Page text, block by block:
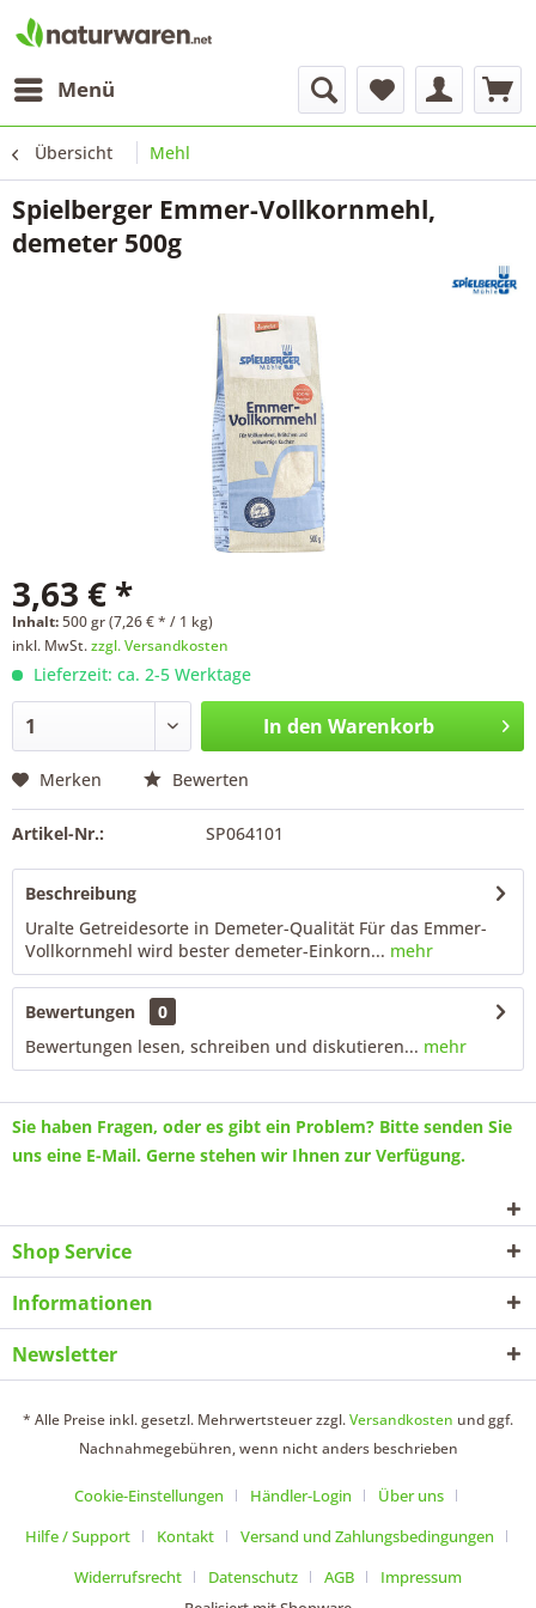
Menü
Übersicht Mehl
Spielberger Emmer-Vollkornmehl,
demeter 500g
3,63 € *
Inhalt:500 gr (7,26 € * / 1 kg)
inkl. MwSt.zzgl. Versandkosten
Lieferzeit: ca. 2-5 Werktage
In den Warenkorb
Merken Bewerten
Artikel-Nr.: SP064101
Beschreibung
Uralte Getreidesorte in Demeter-Qualität Für das Emmer-
Vollkornmehl wird bester demeter-Einkorn... mehr
Bewertungen
0
Bewertungen lesen, schreiben und diskutieren... mehr
Sie haben Fragen, oder es gibt ein Problem? Bitte senden Sie
uns eine E-Mail. Gerne stehen wir Ihnen zur Verfügung.
Shop Service
Informationen
Newsletter
* Alle Preise inkl. gesetzl. Mehrwertsteuer zzgl.Versandkosten und ggf.
Nachnahmegebühren, wenn nicht anders beschrieben
Cookie-Einstellungen Händler-Login
Über uns
Hilfe / Support
Kontakt
Versand und Zahlungsbedingungen
Widerrufsrecht
Datenschutz AGB
Impressum